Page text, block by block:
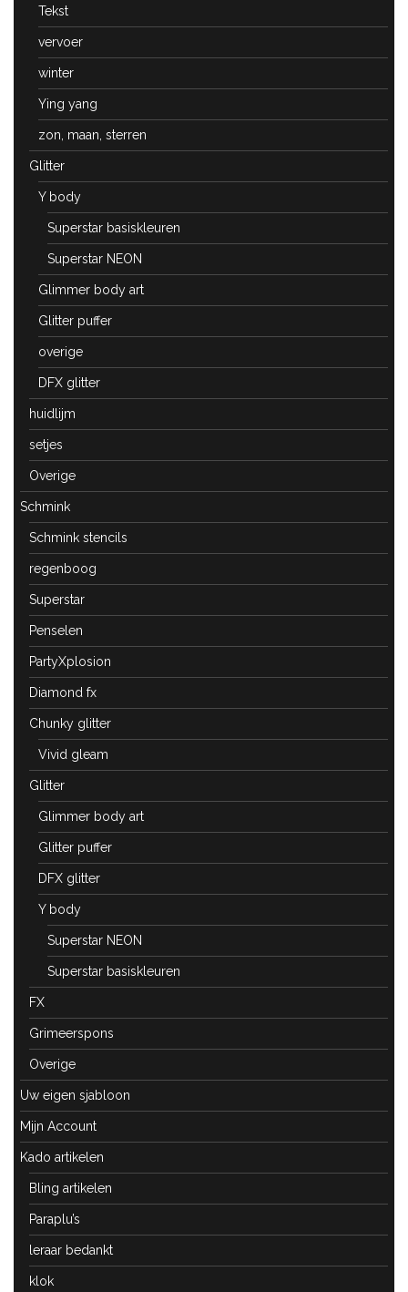
Tekst
vervoer
winter
Ying yang
zon, maan, sterren
Glitter
Y body
Superstar basiskleuren
Superstar NEON
Glimmer body art
Glitter puffer
overige
DFX glitter
huidlijm
setjes
Overige
Schmink
Schmink stencils
regenboog
Superstar
Penselen
PartyXplosion
Diamond fx
Chunky glitter
Vivid gleam
Glitter
Glimmer body art
Glitter puffer
DFX glitter
Y body
Superstar NEON
Superstar basiskleuren
FX
Grimeerspons
Overige
Uw eigen sjabloon
Mijn Account
Kado artikelen
Bling artikelen
Paraplu’s
leraar bedankt
klok